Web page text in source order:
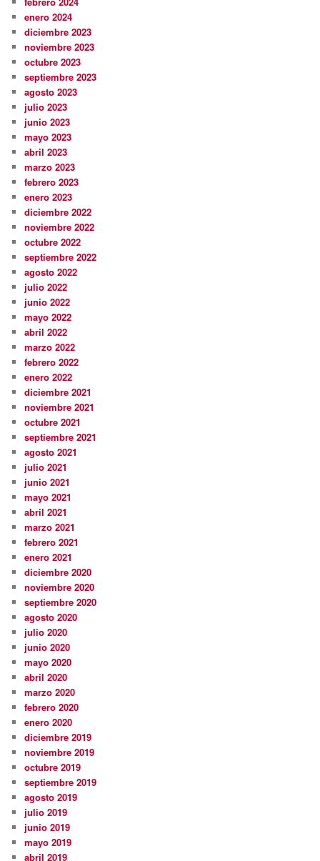
enero 2024
diciembre 2023
noviembre 2023
octubre 2023
septiembre 2023
agosto 2023
julio 2023
junio 2023
mayo 2023
abril 2023
marzo 2023
febrero 2023
enero 2023
diciembre 2022
noviembre 2022
octubre 2022
septiembre 2022
agosto 2022
julio 2022
junio 2022
mayo 2022
abril 2022
marzo 2022
febrero 2022
enero 2022
diciembre 2021
noviembre 2021
octubre 2021
septiembre 2021
agosto 2021
julio 2021
junio 2021
mayo 2021
abril 2021
marzo 2021
febrero 2021
enero 2021
diciembre 2020
noviembre 2020
septiembre 2020
agosto 2020
julio 2020
junio 2020
mayo 2020
abril 2020
marzo 2020
febrero 2020
enero 2020
diciembre 2019
noviembre 2019
octubre 2019
septiembre 2019
agosto 2019
julio 2019
junio 2019
mayo 2019
abril 2019